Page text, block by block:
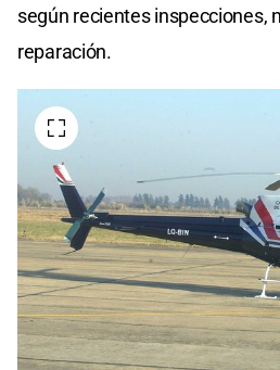
según recientes inspecciones,
reparación.